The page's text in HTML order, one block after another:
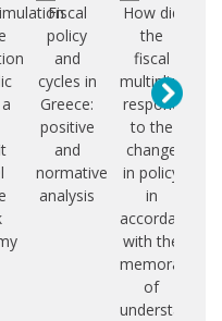
Fiscal
policy
and
cycles in
Greece:
positive
and
normative
analysis
How did
the
fiscal
multipliers
respond
to the
change
in policy
in
accordance
with the
memoranda
of